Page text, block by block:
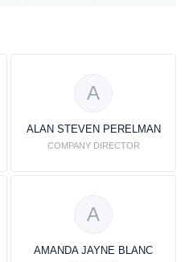
A
ALAN STEVEN PERELMAN
COMPANY DIRECTOR
A
AMANDA JAYNE BLANC